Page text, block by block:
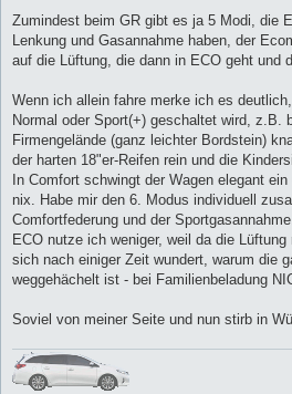
Zumindest beim GR gibt es ja 5 Modi, die
Lenkung und Gasannahme haben, der
auf die Lüftung, die dann in ECO geht und
Wenn ich allein fahre merke ich es
Normal oder Sport(+) geschaltet wird, z.B.
Firmengelände (ganz leichter Bordstein)
der harten 18"er-Reifen rein und die
In Comfort schwingt der Wagen elegant
nix. Habe mir den 6. Modus individuell
Comfortfederung und der
ECO nutze ich weniger, weil da die
sich nach einiger Zeit wundert, warum die
weggehächelt ist - bei Familienbeladung
Soviel von meiner Seite und nun stirb in